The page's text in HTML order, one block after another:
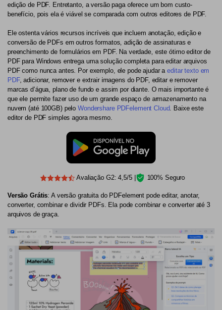
edição de PDF. Entretanto, a versão paga oferece um bom custo-
benefício, pois ela é viável se comparada com outros editores de PDF.
Ele ostenta vários recursos incríveis que incluem anotação, edição e
conversão de PDFs em outros formatos, adição de assinaturas e
preenchimento de formulários em PDF. Na verdade, este ótimo editor de
PDF para Windows entrega uma solução completa para editar arquivos
PDF como nunca antes. Por exemplo, ele pode ajudar aeditar texto em
PDF, adicionar, remover e extrair imagens do PDF, editar e remover
marcas d’água, plano de fundo e assim por diante. O mais importante é
que ele permite fazer uso de um grande espaço de armazenamento na
nuvem (até 100GB) peloWondershare PDFelement Cloud. Baixe este
editor de PDF simples agora mesmo.
Avaliação G2: 4,5/5 | 100% Seguro
Versão Grátis: A versão gratuita do PDFelement pode editar, anotar,
converter, combinar e dividir PDFs. Ela pode combinar e converter até 3
arquivos de graça.